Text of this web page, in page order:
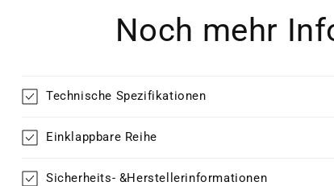
Noch mehr
Technische Spezifikationen
Einklappbare Reihe
Sicherheits- &Herstellerinformationen